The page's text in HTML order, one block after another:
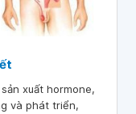
xuất hormone,
và phát triển,